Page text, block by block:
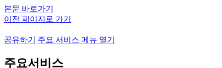
본문 바로가기
이전 페이지로 가기
공유하기 주요 서비스 메뉴 열기
주요서비스